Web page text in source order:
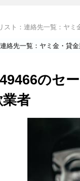
スト：連絡先一覧：ヤミ
絡先一覧：ヤミ金・貸
のセ
者